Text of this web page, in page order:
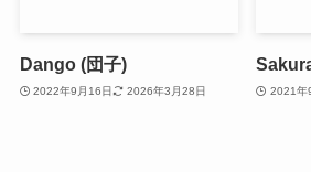
Dango (団子)
2022年9月16日 2026年3月28日 2021年